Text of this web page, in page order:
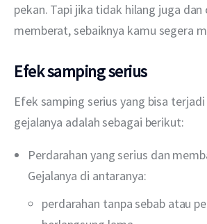
pekan. Tapi jika tidak hilang juga dan
memberat, sebaiknya kamu segera
Efek samping serius
Efek samping serius yang bisa
gejalanya adalah sebagai berikut:
Perdarahan yang serius dan
Gejalanya di antaranya:
perdarahan tanpa sebab atau